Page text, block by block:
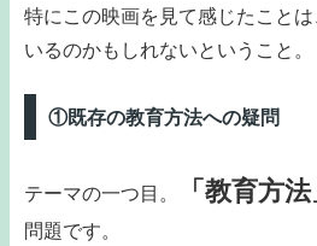
特にこの映画を見て感じたこと
いるのかもしれないということ。
①既存の教育方法への疑問
テーマの一つ目。 「教育方法
問題です。